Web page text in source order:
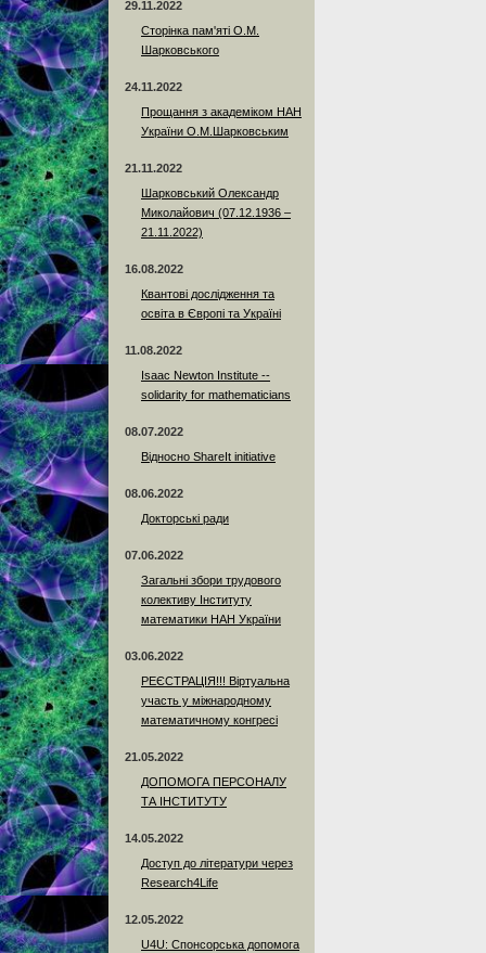
29.11.2022
Сторінка пам'яті О.М.
Шарковського
24.11.2022
Прощання з академіком НАН
України О.М.Шарковським
21.11.2022
Шарковський Олександр
Миколайович (07.12.1936 –
21.11.2022)
16.08.2022
Квантові дослідження та
освіта в Європі та Україні
11.08.2022
Isaac Newton Institute --
solidarity for mathematicians
08.07.2022
Відносно ShareIt initiative
08.06.2022
Докторські ради
07.06.2022
Загальні збори трудового
колективу Інституту
математики НАН України
03.06.2022
РЕЄСТРАЦІЯ!!! Віртуальна
участь у міжнародному
математичному конгресі
21.05.2022
ДОПОМОГА ПЕРСОНАЛУ
ТА ІНСТИТУТУ
14.05.2022
Доступ до літератури через
Research4Life
12.05.2022
U4U: Спонсорська допомога